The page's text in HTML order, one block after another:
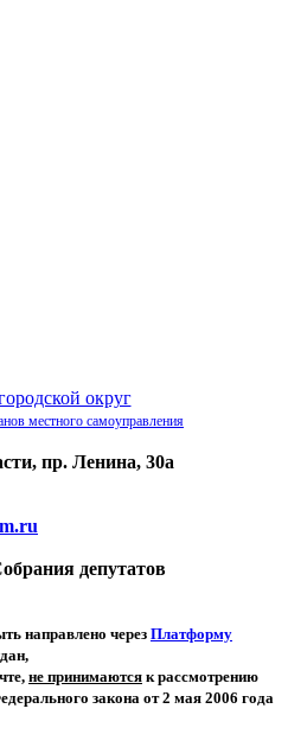
округ
местного самоуправления
пр. Ленина, 30а
депутатов
направлено через Платформу
не принимаются к рассмотрению
закона от 2 мая 2006 года